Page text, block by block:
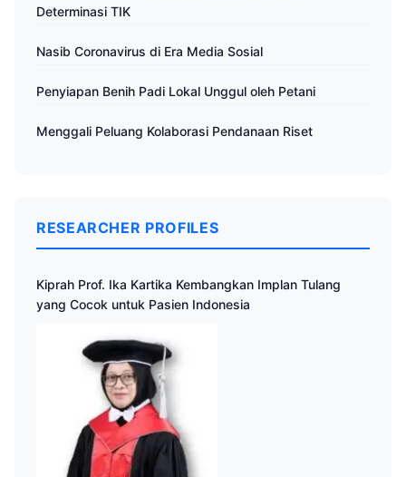
Determinasi TIK
Nasib Coronavirus di Era Media Sosial
Penyiapan Benih Padi Lokal Unggul oleh Petani
Menggali Peluang Kolaborasi Pendanaan Riset
RESEARCHER PROFILES
Kiprah Prof. Ika Kartika Kembangkan Implan Tulang
yang Cocok untuk Pasien Indonesia